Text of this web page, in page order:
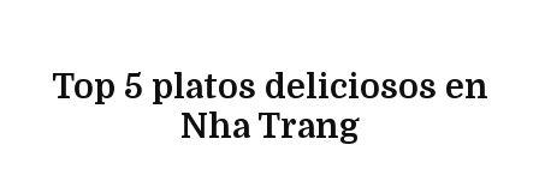
Top 5 platos deliciosos en
Nha Trang